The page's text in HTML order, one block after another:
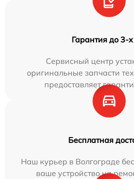
Гарантия до 3-х
Сервисный центр
оригинальные запчасти
предоставляет
Бесплатная
Наш курьер в Волгограде
ваше устройство на